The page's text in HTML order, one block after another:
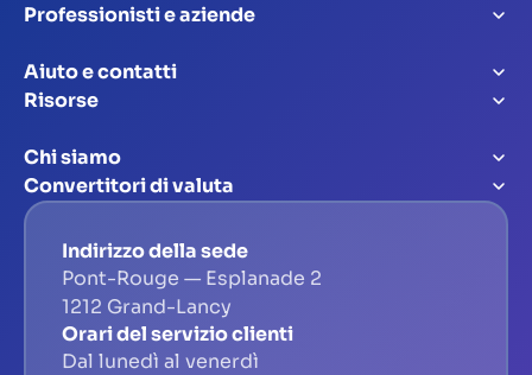
Professionisti e aziende
Aiuto e contatti
Risorse
Chi siamo
Convertitori di valuta
Indirizzo della sede
Pont-Rouge — Esplanade 2
1212 Grand-Lancy
Orari del servizio clienti
Dal lunedì al venerdì